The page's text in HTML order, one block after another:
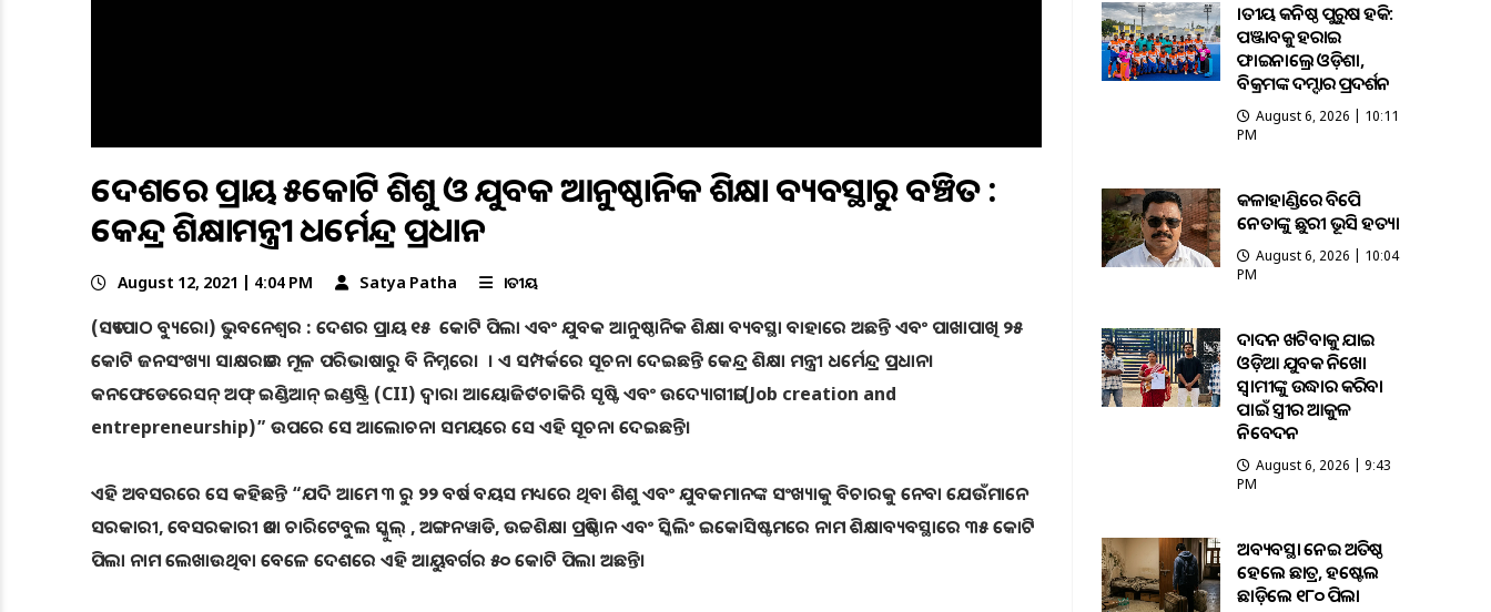
ଦେଶରେ ପ୍ରାୟ ୧୫କୋଟି ଶିଶୁ ଓ ଯୁବକ ଆନୁଷ୍ଠାନିକ ଶିକ୍ଷା ବ୍ୟବସ୍ଥାରୁ ବଞ୍ଚିତ :
କେନ୍ଦ୍ର ଶିକ୍ଷାମନ୍ତ୍ରୀ ଧର୍ମେନ୍ଦ୍ର ପ୍ରଧାନ
August 12, 2021 | 4:04 PM Satya Patha ଜାତୀୟ
(ସତ୍ୟପାଠ ବ୍ୟୁରୋ) ଭୁବନେଶ୍ୱର : ଦେଶର ପ୍ରାୟ ୧୫ କୋଟି ପିଲା ଏବଂ ଯୁବକ ଆନୁଷ୍ଠାନିକ ଶିକ୍ଷା ବ୍ୟବସ୍ଥା ବାହାରେ ଅଛନ୍ତି ଏବଂ ପାଖାପାଖି ୨୫
କୋଟି ଜନସଂଖ୍ୟା ସାକ୍ଷରତାର ମୂଳ ପରିଭାଷାରୁ ବି ନିମ୍ନରେ। । ଏ ସମ୍ପର୍କରେ ସୂଚନା ଦେଇଛନ୍ତି କେନ୍ଦ୍ର ଶିକ୍ଷା ମନ୍ତ୍ରୀ ଧର୍ମେନ୍ଦ୍ର ପ୍ରଧାନ।
କନଫେଡେରେସନ୍ ଅଫ୍ ଇଣ୍ଡିଆନ୍ ଇଣ୍ଡଷ୍ଟ୍ରି (CII) ଦ୍ୱାରା ଆୟୋଜିତ “ଚାକିରି ସୃଷ୍ଟି ଏବଂ ଉଦ୍ୟୋଗୀତା (Job creation and
entrepreneurship)” ଉପରେ ସେ ଆଲୋଚନା ସମୟରେ ସେ ଏହି ସୂଚନା ଦେଇଛନ୍ତି।
ଏହି ଅବସରରେ ସେ କହିଛନ୍ତି “ଯଦି ଆମେ ୩ ରୁ ୨୨ ବର୍ଷ ବୟସ ମଧ୍ୟରେ ଥିବା ଶିଶୁ ଏବଂ ଯୁବକମାନଙ୍କ ସଂଖ୍ୟାକୁ ବିଚାରକୁ ନେବା ଯେଉଁମାନେ
ସରକାରୀ, ବେସରକାରୀ ତଥା ଚାରିଟେବୁଲ ସ୍କୁଲ୍ , ଅଙ୍ଗନୱାଡି, ଉଚ୍ଚଶିକ୍ଷା ପ୍ରତିଷ୍ଠାନ ଏବଂ ସ୍କିଲିଂ ଇକୋସିଷ୍ଟମରେ ନାମ ଶିକ୍ଷାବ୍ୟବସ୍ଥାରେ ୩୫ କୋଟି
ପିଲା ନାମ ଲେଖାଉଥିବା ବେଳେ ଦେଶରେ ଏହି ଆୟୁବର୍ଗର ୫୦ କୋଟି ପିଲା ଅଛନ୍ତି।
ଜାତୀୟ କନିଷ୍ଠ ପୁରୁଷ ହକି:
ପଞ୍ଜାବକୁ ହରାଇ
ଫାଇନାଲ୍ରେ ଓଡ଼ିଶା,
ବିକ୍ରମଙ୍କ ଦମ୍ଦାର ପ୍ରଦର୍ଶନ
August 6, 2026 | 10:11
PM
କଳାହାଣ୍ଡିରେ ବିଜେପି
ନେତାଙ୍କୁ ଛୁରୀ ଭୂସି ହତ୍ୟା
August 6, 2026 | 10:04
PM
ଦାଦନ ଖଟିବାକୁ ଯାଇ
ଓଡ଼ିଆ ଯୁବକ ନିଖୋଜ
ସ୍ବାମୀଙ୍କୁ ଉଦ୍ଧାର କରିବା
ପାଇଁ ସ୍ତ୍ରୀର ଆକୁଳ
ନିବେଦନ
August 6, 2026 | 9:43
PM
ଅବ୍ୟବସ୍ଥା ନେଇ ଅତିଷ୍ଠ
ହେଲେ ଛାତ୍ର, ହଷ୍ଟେଲ
ଛାଡ଼ିଲେ ୧୮୦ ପିଲା